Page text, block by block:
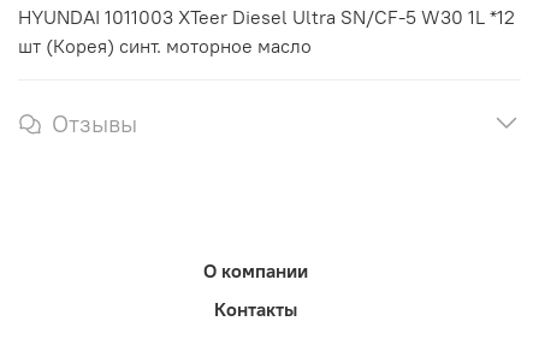
HYUNDAI 1011003 XTeer Diesel Ultra SN/CF-5 W30 1L *12
шт (Корея) синт. моторное масло
Отзывы
О компании
Контакты